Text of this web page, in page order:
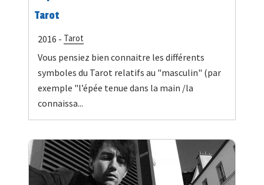
Tarot
2016 - Tarot
Vous pensiez bien connaitre les différents
symboles du Tarot relatifs au "masculin" (par
exemple "l’épée tenue dans la main /la
connaissa...